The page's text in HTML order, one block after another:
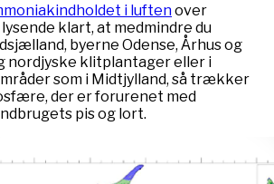
i luftenover
klart, at medmindre du
byerne Odense, Århus og
nordjyske klitplantager eller i
som i Midtjylland, så trækker
der er forurenet med
pis og lort.